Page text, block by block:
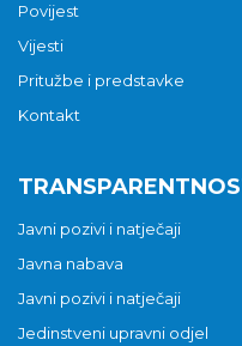
Povijest
Vijesti
Pritužbe i predstavke
Kontakt
Javni pozivi i natječaji
Javna nabava
Javni pozivi i natječaji
Jedinstveni upravni odjel